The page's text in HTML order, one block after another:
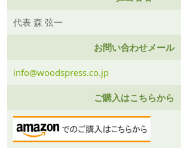
代表 森 弦一
お問い合わせメール
info@woodspress.co.jp
ご購入はこちらから